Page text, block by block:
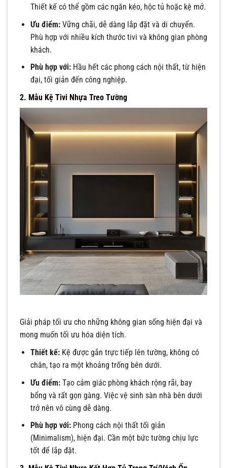
Thiết kế có thể gồm các ngăn kéo, hộc tủ hoặc kệ mở.
Ưu điểm:Vững chãi, dễ dàng lắp đặt và di chuyển.
Phù hợp với nhiều kích thước tivi và không gian phòng
khách.
Phù hợp với:Hầu hết các phong cách nội thất, từ hiện
đại, tối giản đến công nghiệp.
2. Mẫu Kệ Tivi Nhựa Treo Tường
Giải pháp tối ưu cho những không gian sống hiện đại và
mong muốn tối ưu hóa diện tích.
Thiết kế:Kệ được gắn trực tiếp lên tường, không có
chân, tạo ra một khoảng trống bên dưới.
Ưu điểm:Tạo cảm giác phòng khách rộng rãi, bay
bổng và rất gọn gàng. Việc vệ sinh sàn nhà bên dưới
trở nên vô cùng dễ dàng.
Phù hợp với:Phong cách nội thất tối giản
(Minimalism), hiện đại. Cần một bức tường chịu lực
tốt để lắp đặt.